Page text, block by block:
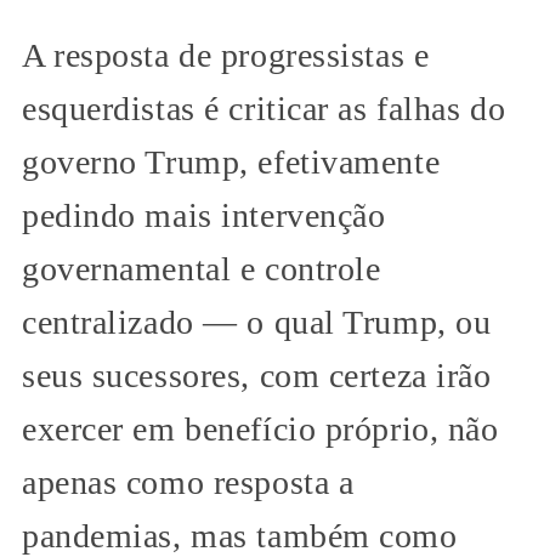
A resposta de progressistas e
esquerdistas é criticar as falhas do
governo Trump, efetivamente
pedindo mais intervenção
governamental e controle
centralizado — o qual Trump, ou
seus sucessores, com certeza irão
exercer em benefício próprio, não
apenas como resposta a
pandemias, mas também como